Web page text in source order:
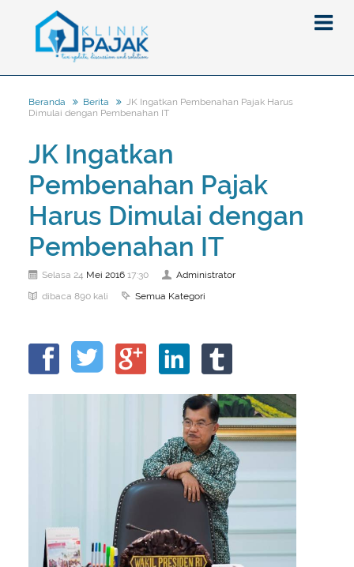
Artikel
Pajak
Pajak Pertambahan Nilai (PPN)
Peraturan
PPN
Aturan Pajak Lainnya
SPT Masa
Event
Pengampunan Pajak
Peraturan Pengampunan Pajak
Infografis Pengampunan Pajak
Beranda
About Us
Q & A Pajak
Beranda Berita
JK Ingatkan Pembenahan Pajak Harus
Dimulai dengan Pembenahan IT
JK Ingatkan
Pembenahan Pajak
Harus Dimulai dengan
Pembenahan IT
Selasa 24 Mei 201617:30 Administrator
dibaca 890 kali Semua Kategori